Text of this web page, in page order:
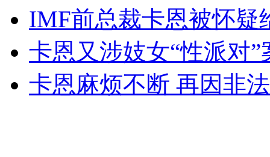
无痛分娩是否安全 医生回应
外交部：反对强权政治霸凌主义
外交部：有关国家言论片面不公正
IMF前总裁卡恩被怀疑
卡恩又涉妓女“性派对
卡恩麻烦不断 再因非